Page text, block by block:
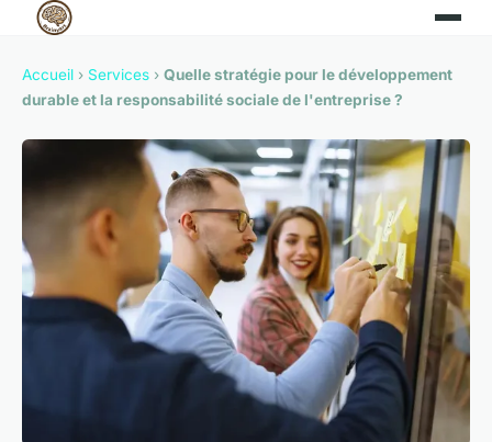
Accueil › Services › Quelle stratégie pour le développement
durable et la responsabilité sociale de l'entreprise ?